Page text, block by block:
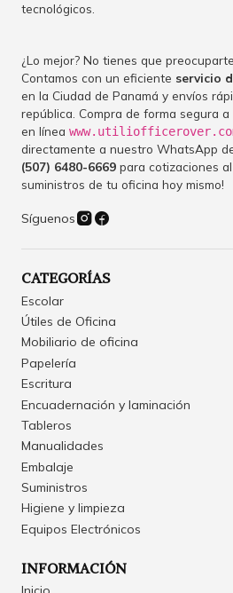
tecnológicos.
¿Lo mejor? No tienes que
Contamos con un eficiente servicio
en la Ciudad de Panamá y envíos
república. Compra de forma segura
en línea
directamente a nuestro WhatsApp
(507) 6480-6669 para cotizaciones
suministros de tu oficina hoy mismo!
Síguenos
CATEGORÍAS
Escolar
Útiles de Oficina
Mobiliario de oficina
Papelería
Escritura
Encuadernación y laminación
Tableros
Manualidades
Embalaje
Suministros
Higiene y limpieza
Equipos Electrónicos
INFORMACIÓN